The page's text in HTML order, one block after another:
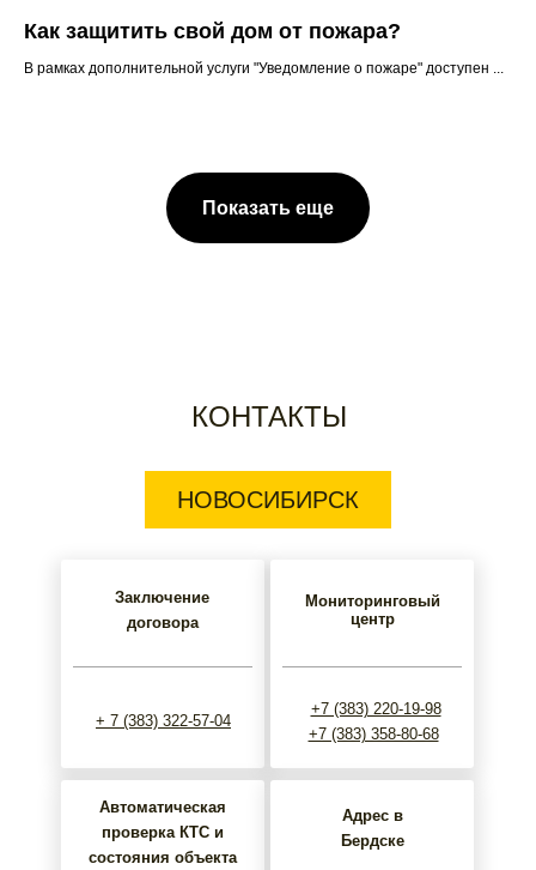
Как защитить свой дом от пожара?
В рамках дополнительной услуги "Уведомление о пожаре" доступен ...
Показать еще
КОНТАКТЫ
НОВОСИБИРСК
Заключение
договора
+ 7 (383) 322-57-04
Мониторинговый
центр
+7 (383) 220-19-98
+7 (383) 358-80-68
Автоматическая
проверка КТС и
состояния объекта
Адрес в
Бердске